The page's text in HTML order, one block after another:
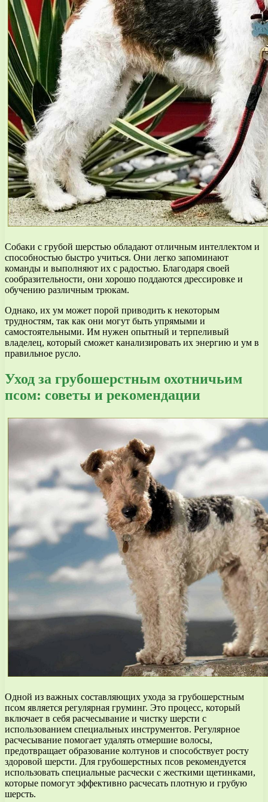
Собаки с грубой шерстью обладают отличным интеллектом и
способностью быстро учиться. Они легко запоминают
команды и выполняют их с радостью. Благодаря своей
сообразительности, они хорошо поддаются дрессировке и
обучению различным трюкам.
Однако, их ум может порой приводить к некоторым
трудностям, так как они могут быть упрямыми и
самостоятельными. Им нужен опытный и терпеливый
владелец, который сможет канализировать их энергию и ум в
правильное русло.
Уход за грубошерстным охотничьим
псом: советы и рекомендации
Одной из важных составляющих ухода за грубошерстным
псом является регулярная груминг. Это процесс, который
включает в себя расчесывание и чистку шерсти с
использованием специальных инструментов. Регулярное
расчесывание помогает удалять отмершие волосы,
предотвращает образование колтунов и способствует росту
здоровой шерсти. Для грубошерстных псов рекомендуется
использовать специальные расчески с жесткими щетинками,
которые помогут эффективно расчесать плотную и грубую
шерсть.